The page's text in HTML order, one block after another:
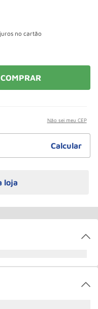
no cartão
COMPRAR
Não sei meu CEP
loja